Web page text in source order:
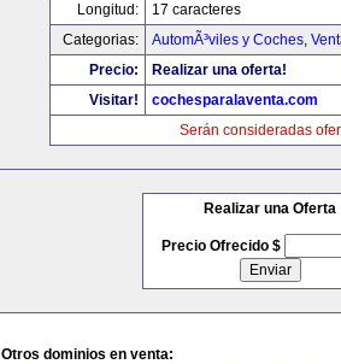
Longitud:
17 caracteres
Categorias:
AutomÃ³viles y Coches,
Precio:
Realizar una oferta!
Visitar!
cochesparalaventa.com
Serán consideradas
Realizar una Oferta
Precio Ofrecido $
Otros dominios en venta: